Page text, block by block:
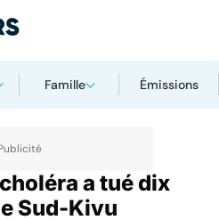
Famille Émissions
a tué dix
Sud-Kivu